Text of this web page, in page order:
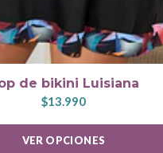
de bikini Luisiana
$13.990
VER OPCIONES